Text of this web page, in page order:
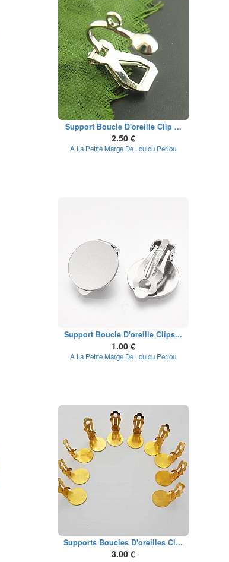
Support Boucle D'oreille Clip ...
2.50 €
A La Petite Marge De Loulou Perlou
Support Boucle D'oreille Clips...
1.00 €
A La Petite Marge De Loulou Perlou
Supports Boucles D'oreilles Cl...
3.00 €